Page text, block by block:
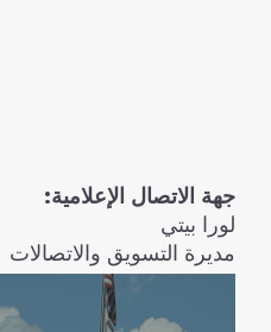
جهة الاتصال الإعلامية:
لورا بيتي
مديرة التسويق والاتصالات